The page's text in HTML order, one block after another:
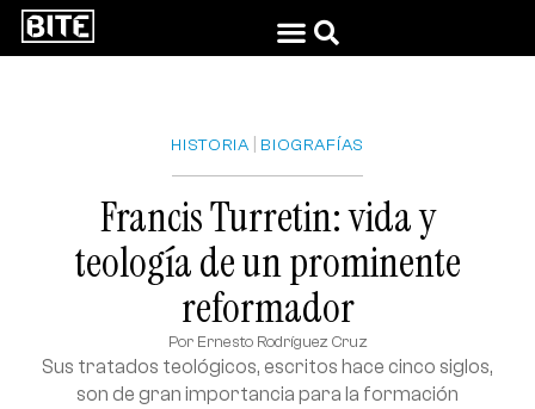
HISTORIA BIOGRAFÍAS
Francis Turretin: vida y
teología de un prominente
reformador
Por Ernesto Rodríguez Cruz
Sus tratados teológicos, escritos hace cinco siglos,
son de gran importancia para la formación